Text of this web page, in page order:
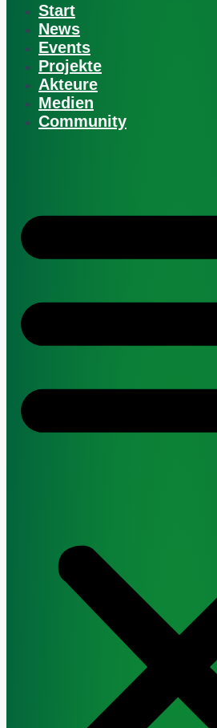
Start
News
Events
Projekte
Akteure
Medien
Community